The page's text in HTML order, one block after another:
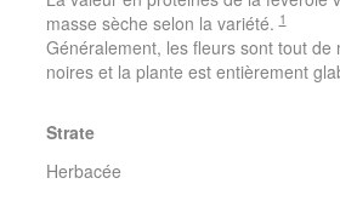
masse sèche selon la variété.1
Généralement, les fleurs sont tout de
noires et la plante est entièrement
Strate
Herbacée